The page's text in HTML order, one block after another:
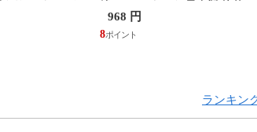
ショート ロー
ト 日本製
防臭
968 円
8
ランキン